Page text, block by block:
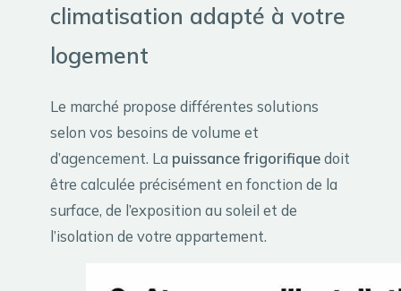
climatisation adapté à votre
logement
Le marché propose différentes solutions
selon vos besoins de volume et
d’agencement. La puissance frigorifiquedoit
être calculée précisément en fonction de la
surface, de l’exposition au soleil et de
l’isolation de votre appartement.